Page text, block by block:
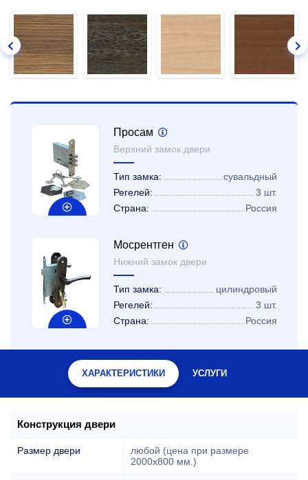
Просам
Верхний замок двери
Тип замка:
сувальдный
Регелей:
3 шт.
Страна:
Россия
Мосрентген
Нижний замок двери
Тип замка:
цилиндровый
Регелей:
3 шт.
Страна:
Россия
ХАРАКТЕРИСТИКИ УСЛУГИ
Конструкция двери
Размер двери
любой (цена при размере
2000x800 мм.)